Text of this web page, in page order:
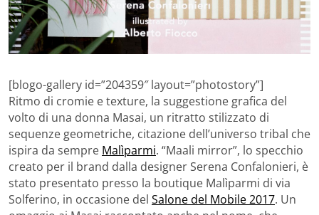
[blogo-gallery id=”204359″ layout=”photostory”]
Ritmo di cromie e texture, la suggestione grafica del
volto di una donna Masai, un ritratto stilizzato di
sequenze geometriche, citazione dell’universo tribal che
ispira da sempre Malìparmi. “Maali mirror”, lo specchio
creato per il brand dalla designer Serena Confalonieri, è
stato presentato presso la boutique Malìparmi di via
Solferino, in occasione del Salone del Mobile 2017. Un